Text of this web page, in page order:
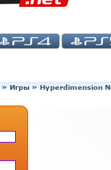
» Игры » Hyperdimension